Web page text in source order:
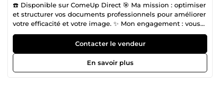
☎️ Disponible sur ComeUp Direct 🎯 Ma mission : optimiser
et structurer vos documents professionnels pour améliorer
votre efficacité et votre image. ✨ Mon engagement : vous
fournir un travail précis, soigné et parfaitement adapté à
vos besoins. 👋 Enchantée, moi c’est Kathy — experte en
bureautique et design graphique. Titulaire d’une licence
en sciences de gestion financière et comptabilité,
j’accompagne particuliers, étudiants et entreprises dans la
Contacter le vendeur
En savoir plus